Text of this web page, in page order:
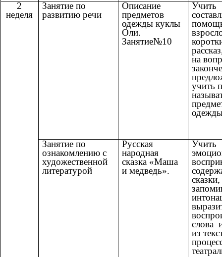
2
неделя
Занятие по
развитию речи
Описание
предметов
одежды куклы
Оли.
Занятие№10
Учить
на
учить
Занятие по
ознакомлению с
художественной
литературой
Русская
народная
сказка «Маша
и медведь».
Учить
сказки,
слова
из